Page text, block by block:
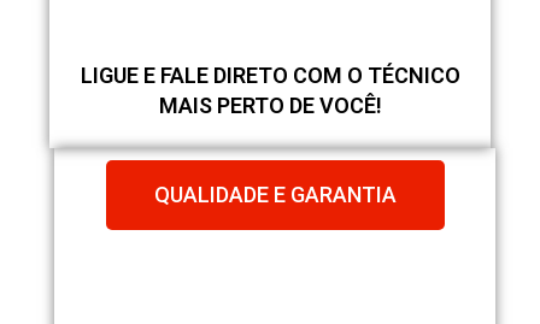
LIGUE E FALE DIRETO COM O TÉCNICO
MAIS PERTO DE VOCÊ!
QUALIDADE E GARANTIA